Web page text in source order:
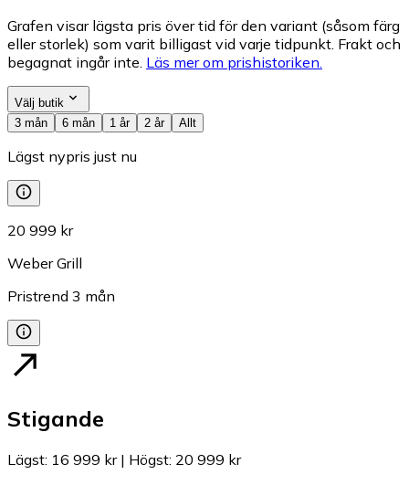
Grafen visar lägsta pris över tid för den variant (såsom färg
eller storlek) som varit billigast vid varje tidpunkt. Frakt och
begagnat ingår inte. Läs mer om prishistoriken.
Välj butik
3 mån
6 mån 1 år 2 år Allt
Lägst nypris just nu
20 999 kr
Weber Grill
Pristrend 3 mån
Stigande
Lägst: 16 999 kr| Högst: 20 999 kr